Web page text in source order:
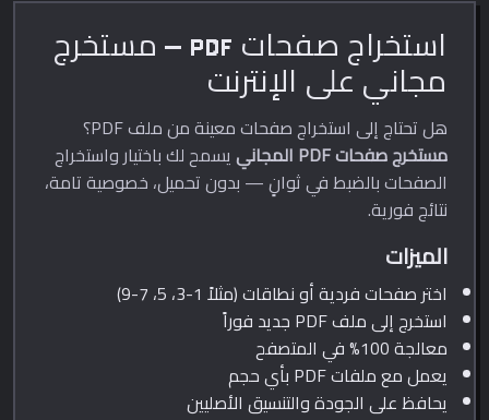
استخراج صفحات PDF — مستخرج
مجاني على الإنترنت
هل تحتاج إلى استخراج صفحات معينة من ملف PDF؟
مستخرج صفحات PDF المجاني
يسمح لك باختيار واستخراج
الصفحات بالضبط في ثوانٍ — بدون تحميل، خصوصية تامة،
نتائج فورية.
الميزات
اختر صفحات فردية أو نطاقات (مثلاً 1-3، 5، 7-9)
استخرج إلى ملف PDF جديد فوراً
معالجة 100% في المتصفح
يعمل مع ملفات PDF بأي حجم
يحافظ على الجودة والتنسيق الأصليين